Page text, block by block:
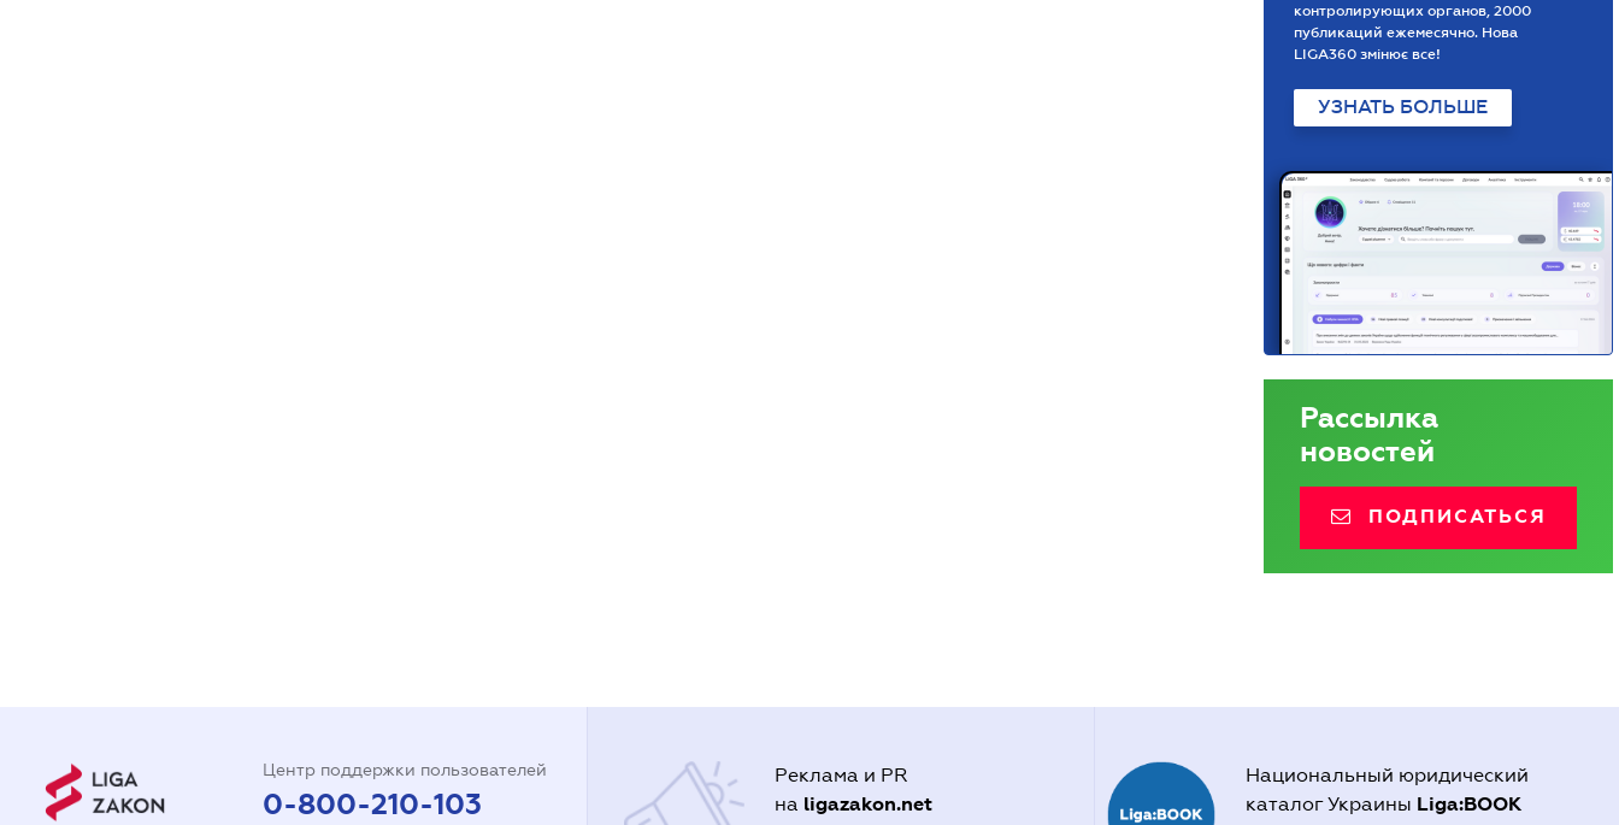
контролирующих органов, 2000
публикаций ежемесячно. Нова
LIGA360 змінює все!
УЗНАТЬ БОЛЬШЕ
Рассылка
новостей
ПОДПИСАТЬСЯ
Центр поддержки пользователей
0-800-210-103
Реклама и PR
на ligazakon.net
Национальный юридический
каталог Украины Liga:BOOK